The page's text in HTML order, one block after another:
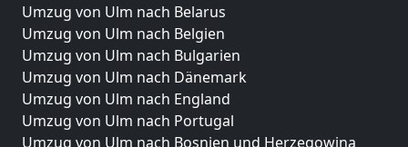
Umzug von Ulm nach Belarus
Umzug von Ulm nach Belgien
Umzug von Ulm nach Bulgarien
Umzug von Ulm nach Dänemark
Umzug von Ulm nach England
Umzug von Ulm nach Portugal
Umzug von Ulm nach Bosnien und Herzegowina